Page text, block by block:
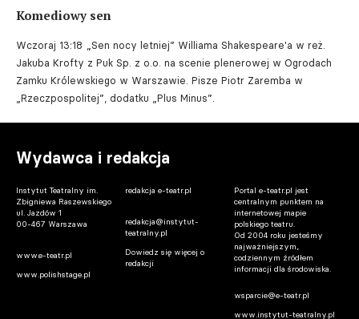
Komediowy sen
Wczoraj 13:18 „Sen nocy letniej” Williama Shakespeare'a w reż.
Jakuba Krofty z Puk Sp. z o.o. na scenie plenerowej w Ogrodach
Zamku Królewskiego w Warszawie. Pisze Piotr Zaremba w
„Rzeczpospolitej”, dodatku „Plus Minus”.
Wydawca i redakcja
Instytut Teatralny im.
Zbigniewa Raszewskiego
ul. Jazdów 1
00-467 Warszawa
www.e-teatr.pl
www.polishstage.pl
redakcja e-teatr.pl
redakcja@instytut-
teatralny.pl
Dowiedz się więcej o
redakcji
Portal e-teatr.pl jest
centralnym punktem na
internetowej mapie
polskiego teatru.
Od 2004 roku jesteśmy
najważniejszym,
codziennym źródłem
informacji dla środowiska.
wsparcie@e-teatr.pl
www.instytut-teatralny.pl